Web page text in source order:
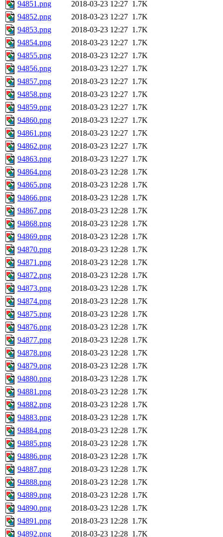
94851.png 2018-03-23 12:27 1.7K
94852.png
2018-03-23 12:27 1.7K
94853.png
2018-03-23 12:27 1.7K
94854.png
2018-03-23 12:27 1.7K
94855.png
2018-03-23 12:27 1.7K
94856.png
2018-03-23 12:27 1.7K
94857.png
2018-03-23 12:27 1.7K
94858.png
2018-03-23 12:27 1.7K
94859.png
2018-03-23 12:27 1.7K
94860.png
2018-03-23 12:27 1.7K
94861.png
2018-03-23 12:27 1.7K
94862.png
2018-03-23 12:27 1.7K
94863.png
2018-03-23 12:27 1.7K
94864.png
2018-03-23 12:28 1.7K
94865.png
2018-03-23 12:28 1.7K
94866.png
2018-03-23 12:28 1.7K
94867.png
2018-03-23 12:28 1.7K
94868.png
2018-03-23 12:28 1.7K
94869.png
2018-03-23 12:28 1.7K
94870.png
2018-03-23 12:28 1.7K
94871.png
2018-03-23 12:28 1.7K
94872.png
2018-03-23 12:28 1.7K
94873.png
2018-03-23 12:28 1.7K
94874.png
2018-03-23 12:28 1.7K
94875.png
2018-03-23 12:28 1.7K
94876.png
2018-03-23 12:28 1.7K
94877.png
2018-03-23 12:28 1.7K
94878.png
2018-03-23 12:28 1.7K
94879.png
2018-03-23 12:28 1.7K
94880.png
2018-03-23 12:28 1.7K
94881.png
2018-03-23 12:28 1.7K
94882.png
2018-03-23 12:28 1.7K
94883.png
2018-03-23 12:28 1.7K
94884.png
2018-03-23 12:28 1.7K
94885.png
2018-03-23 12:28 1.7K
94886.png
2018-03-23 12:28 1.7K
94887.png
2018-03-23 12:28 1.7K
94888.png
2018-03-23 12:28 1.7K
94889.png
2018-03-23 12:28 1.7K
94890.png
2018-03-23 12:28 1.7K
94891.png
2018-03-23 12:28 1.7K
94892.png
2018-03-23 12:28 1.7K